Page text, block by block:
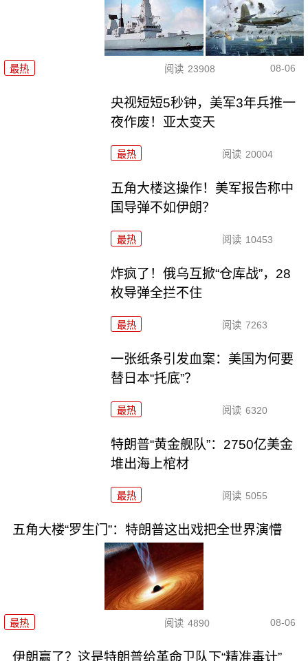
最热 阅读 23908 08-06
央视短短5秒钟，美军3年兵推一
夜作废！亚太变天
最热 阅读 20004
五角大楼这操作！美军报告称中
国导弹不如伊朗？
最热 阅读 10453
炸疯了！俄乌互掀“仓库战”，28
枚导弹全拦不住
最热 阅读 7263
一张纸条引发血案：美国为何要
替日本“托底”？
最热 阅读 6320
特朗普“黄金舰队”：2750亿美金
堆出海上棺材
最热 阅读 5055
五角大楼“罗生门”：特朗普这出戏把全世界演懵
最热 阅读 4890 08-06
伊朗赢了？这是特朗普给革命卫队下“精准毒计”